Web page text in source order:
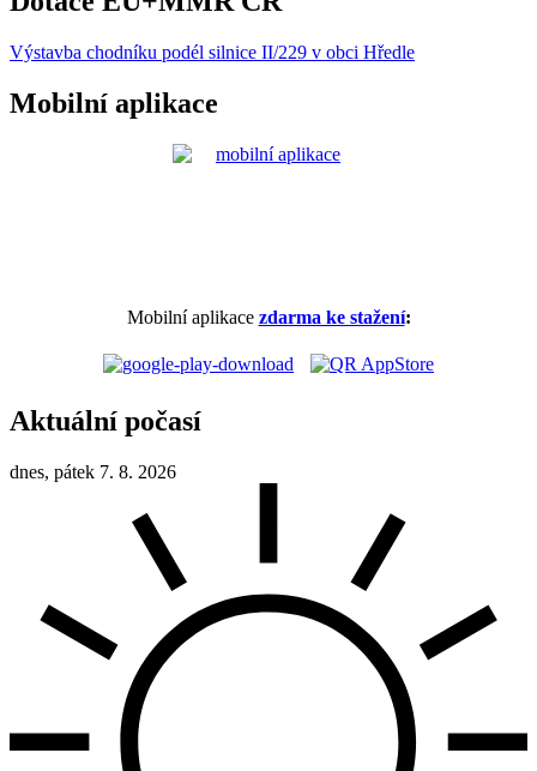
Výstavba chodníku podél silnice II/229 v obci Hředle
Mobilní aplikace
Mobilní aplikace zdarma ke stažení:
Aktuální počasí
dnes, pátek 7. 8. 2026